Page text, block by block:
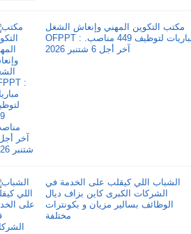
مكتب التكوين المهني وإنعاش الشغل
OFPPT : مباريات لتوظيف 449 مناصب.
آخر أجل 6 شتنبر 2026
الشباب اللي كيقلب على الخدمة في
الشركات الكبرى كاين بزاف ديال
الوظائف بسالير مزيان و بكونترات
مختلفة